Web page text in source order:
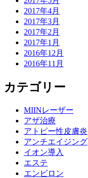
2017年4月
2017年3月
2017年2月
2017年1月
2016年12月
2016年11月
カテゴリー
MIINレーザー
アザ治療
アトピー性皮膚炎
アンチエイジング
イオン導入
エステ
エンビロン